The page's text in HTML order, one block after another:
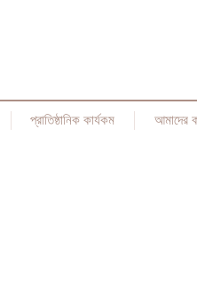
প্রাতিষ্ঠানিক কার্যকম আমাদের